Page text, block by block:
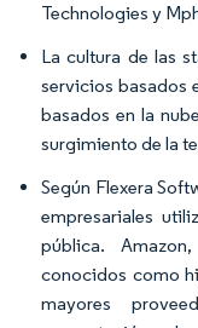
Technologies y
La cultura de las
servicios basados
basados en la
surgimiento de la
Según Flexera
empresariales
pública.
conocidos como
mayores